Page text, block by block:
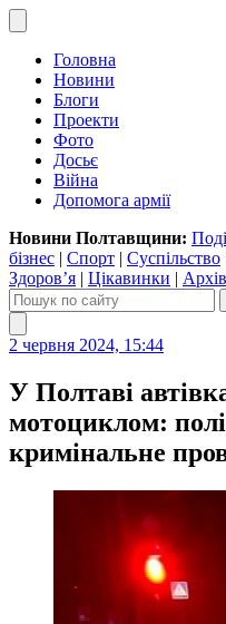
Головна
Новини
Блоги
Проекти
Фото
Досьє
Війна
Допомога армії
Новини Полтавщини:
бізнес | Спорт | Суспільство
Здоров’я | Цікавинки | Архів
2 червня 2024, 15:44
У Полтаві
мотоциклом:
кримінальне